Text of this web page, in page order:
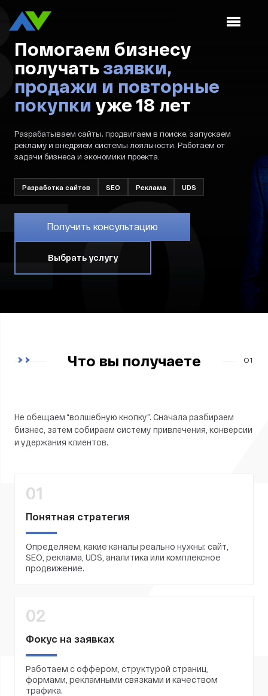
Помогаем бизнесу
получать заявки,
продажи и повторные
покупки уже 18 лет
Разрабатываем сайты, продвигаем в поиске, запускаем
рекламу и внедряем системы лояльности. Работаем от
задачи бизнеса и экономики проекта.
Разработка сайтов SEO Реклама UDS
Получить консультацию
Выбрать услугу
Что вы получаете 01
Не обещаем “волшебную кнопку”. Сначала разбираем
бизнес, затем собираем систему привлечения, конверсии
и удержания клиентов.
01
Понятная стратегия
Определяем, какие каналы реально нужны: сайт,
SEO, реклама, UDS, аналитика или комплексное
продвижение.
02
Фокус на заявках
Работаем с оффером, структурой страниц,
формами, рекламными связками и качеством
трафика.